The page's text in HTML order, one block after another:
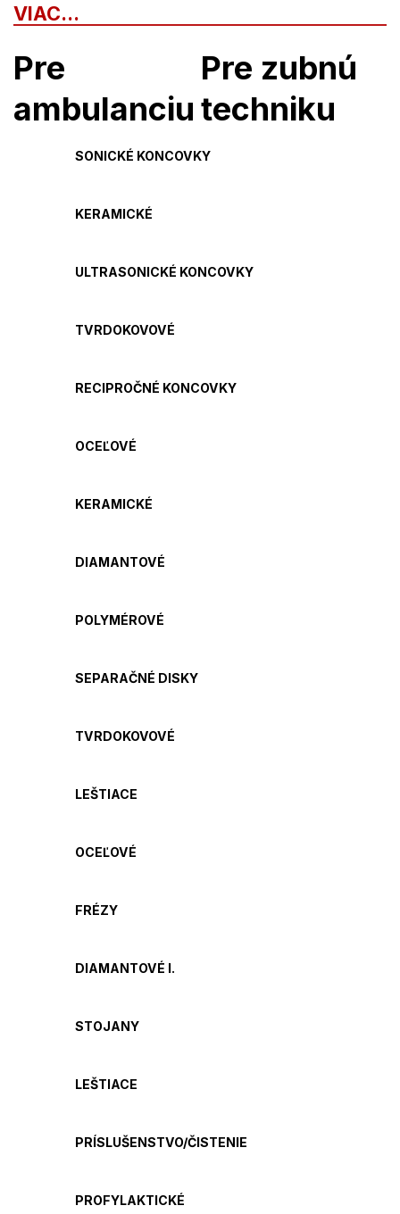
VIAC...
Pre
ambulanciu
Pre zubnú
techniku
SONICKÉ KONCOVKY
KERAMICKÉ
ULTRASONICKÉ KONCOVKY
TVRDOKOVOVÉ
RECIPROČNÉ KONCOVKY
OCEĽOVÉ
KERAMICKÉ
DIAMANTOVÉ
POLYMÉROVÉ
SEPARAČNÉ DISKY
TVRDOKOVOVÉ
LEŠTIACE
OCEĽOVÉ
FRÉZY
DIAMANTOVÉ I.
STOJANY
LEŠTIACE
PRÍSLUŠENSTVO/ČISTENIE
PROFYLAKTICKÉ